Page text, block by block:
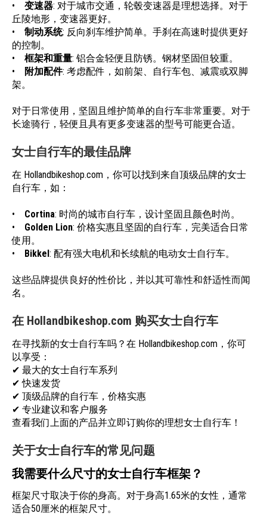
• 变速器: 对于城市交通，轮毂变速器是理想选择。对于
丘陵地形，变速器更好。
• 制动系统: 反向刹车维护简单。手刹在高速时提供更好
的控制。
• 框架和重量: 铝合金轻便且防锈。钢材坚固但较重。
•
附加配件: 考虑配件，如前架、自行车包、减震或双脚
架。
对于日常使用，坚固且维护简单的自行车非常重要。对于
长途骑行，轻便且具有更多变速器的型号可能更合适。
女士自行车的最佳品牌
在 Hollandbikeshop.com，你可以找到来自顶级品牌的女士
自行车，如：
• Cortina: 时尚的城市自行车，设计坚固且颜色时尚。
• Golden Lion: 价格实惠且坚固的自行车，完美适合日常
使用。
• Bikkel: 配有强大电机和长续航的电动女士自行车。
这些品牌提供良好的性价比，并以其可靠性和舒适性而闻
名。
在 Hollandbikeshop.com 购买女士自行车
在寻找新的女士自行车吗？在 Hollandbikeshop.com ，你可
以享受：
✔ 最大的女士自行车系列
✔ 快速发货
✔ 顶级品牌的自行车，价格实惠
✔ 专业建议和客户服务
查看我们上面的产品并立即订购你的理想女士自行车！
关于女士自行车的常见问题
我需要什么尺寸的女士自行车框架？
框架尺寸取决于你的身高。对于身高1.65米的女性，通常
适合50厘米的框架尺寸。